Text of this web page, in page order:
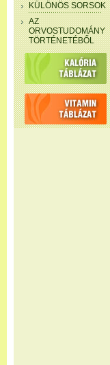
KÜLÖNÖS SORSOK
AZ
ORVOSTUDOMÁNY
TÖRTÉNETÉBŐL